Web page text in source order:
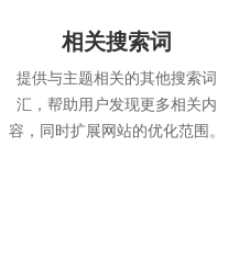
相关搜索词
提供与主题相关的其他搜索词
汇，帮助用户发现更多相关内
容，同时扩展网站的优化范围。